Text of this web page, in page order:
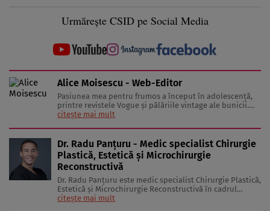
Urmărește CSID pe Social Media
Alice Moisescu - Web-Editor
Pasiunea mea pentru frumos a început în adolescență,
printre revistele Vogue și pălăriile vintage ale bunicii.
Astăzi, am transformat acea fascinație într-o misiune:
...
citește mai mult
Dr. Radu Panțuru - Medic specialist Chirurgie
Plastică, Estetică și Microchirurgie
Reconstructivă
Dr. Radu Panțuru este medic specialist Chirurgie Plastică,
Estetică și Microchirurgie Reconstructivă în cadrul
clinicii cu același nume. Membru ACPR( Asociației
citește mai mult